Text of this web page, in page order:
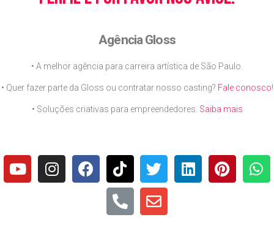
Agência Gloss
• A melhor agência para carreira artística de São Paulo.
• Quer fazer parte da Gloss ou contratar nosso casting? Fale conosco!
• Soluções criativas para empreendedores. Saiba mais